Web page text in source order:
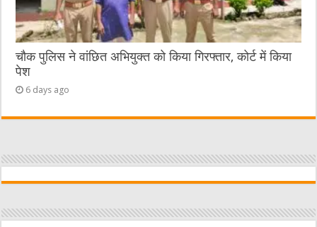
चौक पुलिस ने वांछित अभियुक्त को किया गिरफ्तार, कोर्ट में किया
पेश
6 days ago